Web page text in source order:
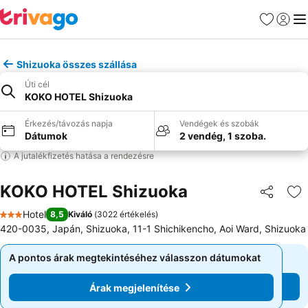
Kedvencek
Shizuoka összes szállása
Úti cél
KOKO HOTEL Shizuoka
Érkezés/távozás napja
Dátumok
Vendégek és szobák
2 vendég, 1 szoba.
A jutalékfizetés hatása a rendezésre
KOKO HOTEL Shizuoka
3 Kategória
Hotel 8,5 Kiváló (3022 értékelés)
420-0035, Japán, Shizuoka, 11-1 Shichikencho, Aoi Ward, Shizuoka
A pontos árak megtekintéséhez válasszon dátumokat
Árak megjelenítése
A pontos árak megtekintéséhez válasszon dátumokat
Árak megjelenítése